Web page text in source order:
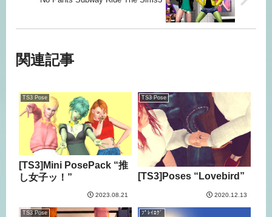
関連記事
TS3 Pose
[TS3]Mini PosePack “推
し女子ッ！”
2023.08.21
TS3 Pose
[TS3]Poses “Lovebird”
2020.12.13
TS3 Pose ﾌﾟﾚｲﾛｸﾞ